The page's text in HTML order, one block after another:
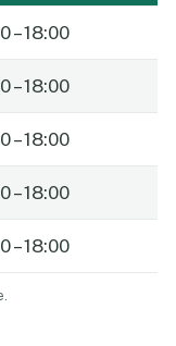
– 18:00
– 18:00
– 18:00
– 18:00
– 18:00